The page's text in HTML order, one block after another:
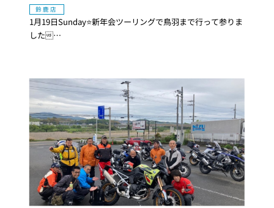
1月19日Sunday⭐新年会ツーリングで鳥羽まで行って参りま
した…
鈴鹿店